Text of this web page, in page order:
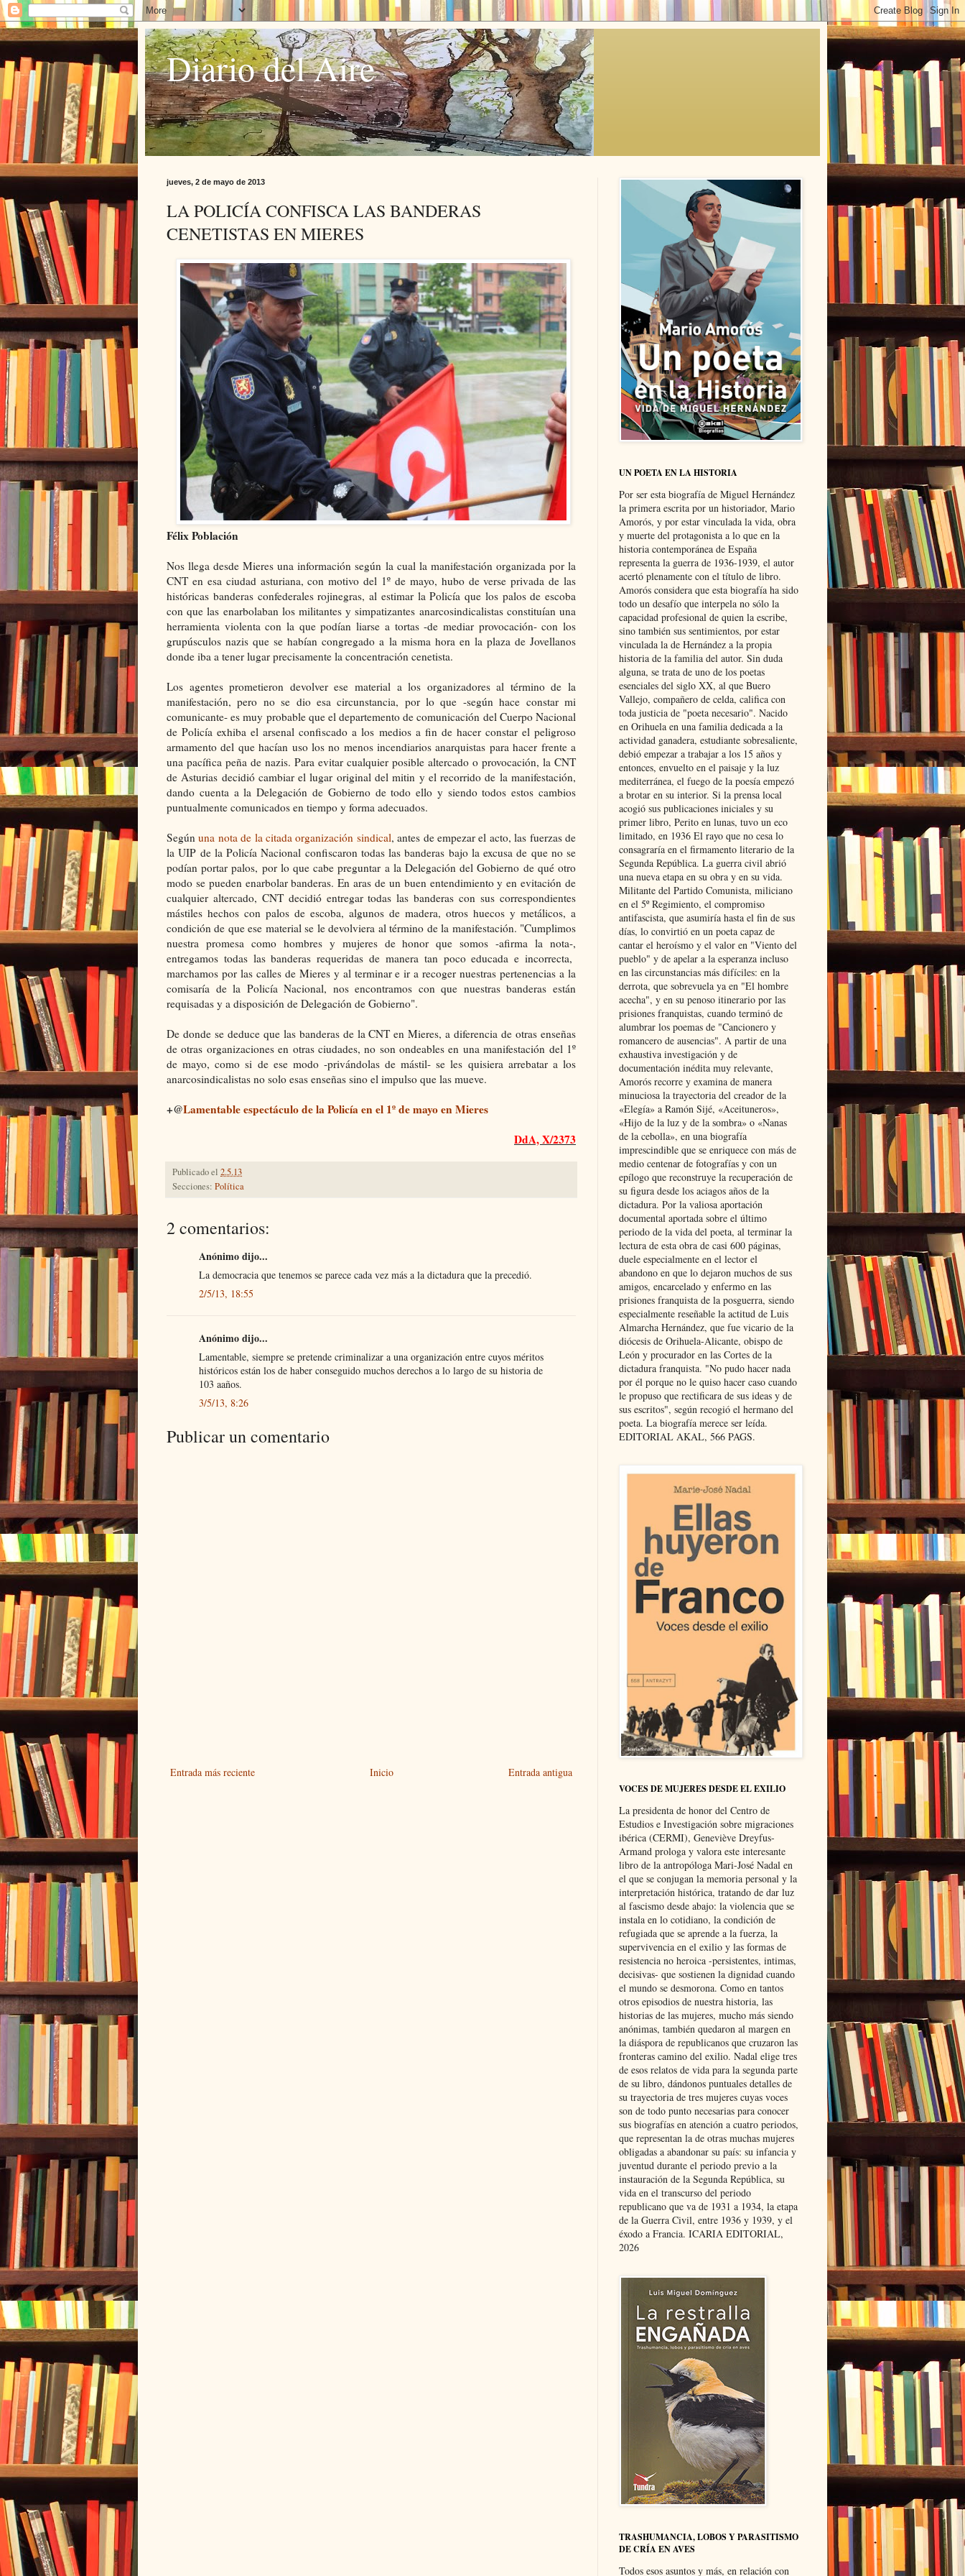
Diario del Aire
jueves, 2 de mayo de 2013
LA POLICÍA CONFISCA LAS BANDERAS
CENETISTAS EN MIERES
Félix Población
Nos llega desde Mieres una información según la cual la manifestación organizada por la
CNT en esa ciudad asturiana, con motivo del 1º de mayo, hubo de verse privada de las
históricas banderas confederales rojinegras, al estimar la Policía que los palos de escoba
con que las enarbolaban los militantes y simpatizantes anarcosindicalistas constituían una
herramienta violenta con la que podían liarse a tortas -de mediar provocación- con los
grupúsculos nazis que se habían congregado a la misma hora en la plaza de Jovellanos
donde iba a tener lugar precisamente la concentración cenetista.
Los agentes prometieron devolver ese material a los organizadores al término de la
manifestación, pero no se dio esa circunstancia, por lo que -según hace constar mi
comunicante- es muy probable que el departemento de comunicación del Cuerpo Nacional
de Policía exhiba el arsenal confiscado a los medios a fin de hacer constar el peligroso
armamento del que hacían uso los no menos incendiarios anarquistas para hacer frente a
una pacífica peña de nazis. Para evitar cualquier posible altercado o provocación, la CNT
de Asturias decidió cambiar el lugar original del mitin y el recorrido de la manifestación,
dando cuenta a la Delegación de Gobierno de todo ello y siendo todos estos cambios
puntualmente comunicados en tiempo y forma adecuados.
Segúnuna nota de la citada organización sindical, antes de empezar el acto, las fuerzas de
la UIP de la Policía Nacional confiscaron todas las banderas bajo la excusa de que no se
podían portar palos, por lo que cabe preguntar a la Delegación del Gobierno de qué otro
modo se pueden enarbolar banderas. En aras de un buen entendimiento y en evitación de
cualquier altercado, CNT decidió entregar todas las banderas con sus correspondientes
mástiles hechos con palos de escoba, algunos de madera, otros huecos y metálicos, a
condición de que ese material se le devolviera al término de la manifestación. "Cumplimos
nuestra promesa como hombres y mujeres de honor que somos -afirma la nota-,
entregamos todas las banderas requeridas de manera tan poco educada e incorrecta,
marchamos por las calles de Mieres y al terminar e ir a recoger nuestras pertenencias a la
comisaría de la Policía Nacional, nos encontramos con que nuestras banderas están
requisadas y a disposición de Delegación de Gobierno".
De donde se deduce que las banderas de la CNT en Mieres, a diferencia de otras enseñas
de otras organizaciones en otras ciudades, no son ondeables en una manifestación del 1º
de mayo, como si de ese modo -privándolas de mástil- se les quisiera arrebatar a los
anarcosindicalistas no solo esas enseñas sino el impulso que las mueve.
+@Lamentable espectáculo de la Policía en el 1º de mayo en Mieres
DdA, X/2373
Publicado el 2.5.13
Secciones: Política
2 comentarios:
Anónimo dijo...
La democracia que tenemos se parece cada vez más a la dictadura que la precedió.
2/5/13, 18:55
Anónimo dijo...
Lamentable, siempre se pretende criminalizar a una organización entre cuyos méritos
históricos están los de haber conseguido muchos derechos a lo largo de su historia de
103 aaños.
3/5/13, 8:26
Publicar un comentario
Entrada más reciente Entrada antigua
Inicio
UN POETA EN LA HISTORIA
Por ser esta biografía de Miguel Hernández
la primera escrita por un historiador, Mario
Amorós, y por estar vinculada la vida, obra
y muerte del protagonista a lo que en la
historia contemporánea de España
representa la guerra de 1936-1939, el autor
acertó plenamente con el título de libro.
Amorós considera que esta biografía ha sido
todo un desafío que interpela no sólo la
capacidad profesional de quien la escribe,
sino también sus sentimientos, por estar
vinculada la de Hernández a la propia
historia de la familia del autor. Sin duda
alguna, se trata de uno de los poetas
esenciales del siglo XX, al que Buero
Vallejo, compañero de celda, califica con
toda justicia de "poeta necesario". Nacido
en Orihuela en una familia dedicada a la
actividad ganadera, estudiante sobresaliente,
debió empezar a trabajar a los 15 años y
entonces, envuelto en el paisaje y la luz
mediterránea, el fuego de la poesía empezó
a brotar en su interior. Si la prensa local
acogió sus publicaciones iniciales y su
primer libro, Perito en lunas, tuvo un eco
limitado, en 1936 El rayo que no cesa lo
consagraría en el firmamento literario de la
Segunda República. La guerra civil abrió
una nueva etapa en su obra y en su vida.
Militante del Partido Comunista, miliciano
en el 5º Regimiento, el compromiso
antifascista, que asumiría hasta el fin de sus
días, lo convirtió en un poeta capaz de
cantar el heroísmo y el valor en "Viento del
pueblo" y de apelar a la esperanza incluso
en las circunstancias más difíciles: en la
derrota, que sobrevuela ya en "El hombre
acecha", y en su penoso itinerario por las
prisiones franquistas, cuando terminó de
alumbrar los poemas de "Cancionero y
romancero de ausencias". A partir de una
exhaustiva investigación y de
documentación inédita muy relevante,
Amorós recorre y examina de manera
minuciosa la trayectoria del creador de la
«Elegía» a Ramón Sijé, «Aceituneros»,
«Hijo de la luz y de la sombra» o «Nanas
de la cebolla», en una biografía
imprescindible que se enriquece con más de
medio centenar de fotografías y con un
epílogo que reconstruye la recuperación de
su figura desde los aciagos años de la
dictadura. Por la valiosa aportación
documental aportada sobre el último
periodo de la vida del poeta, al terminar la
lectura de esta obra de casi 600 páginas,
duele especialmente en el lector el
abandono en que lo dejaron muchos de sus
amigos, encarcelado y enfermo en las
prisiones franquista de la posguerra, siendo
especialmente reseñable la actitud de Luis
Almarcha Hernández, que fue vicario de la
diócesis de Orihuela-Alicante, obispo de
León y procurador en las Cortes de la
dictadura franquista. "No pudo hacer nada
por él porque no le quiso hacer caso cuando
le propuso que rectificara de sus ideas y de
sus escritos", según recogió el hermano del
poeta. La biografía merece ser leída.
EDITORIAL AKAL, 566 PAGS.
VOCES DE MUJERES DESDE EL EXILIO
La presidenta de honor del Centro de
Estudios e Investigación sobre migraciones
ibérica (CERMI), Geneviève Dreyfus-
Armand prologa y valora este interesante
libro de la antropóloga Mari-José Nadal en
el que se conjugan la memoria personal y la
interpretación histórica, tratando de dar luz
al fascismo desde abajo: la violencia que se
instala en lo cotidiano, la condición de
refugiada que se aprende a la fuerza, la
supervivencia en el exilio y las formas de
resistencia no heroica -persistentes, intimas,
decisivas- que sostienen la dignidad cuando
el mundo se desmorona. Como en tantos
otros episodios de nuestra historia, las
historias de las mujeres, mucho más siendo
anónimas, también quedaron al margen en
la diáspora de republicanos que cruzaron las
fronteras camino del exilio. Nadal elige tres
de esos relatos de vida para la segunda parte
de su libro, dándonos puntuales detalles de
su trayectoria de tres mujeres cuyas voces
son de todo punto necesarias para conocer
sus biografías en atención a cuatro periodos,
que representan la de otras muchas mujeres
obligadas a abandonar su país: su infancia y
juventud durante el periodo previo a la
instauración de la Segunda República, su
vida en el transcurso del periodo
republicano que va de 1931 a 1934, la etapa
de la Guerra Civil, entre 1936 y 1939, y el
éxodo a Francia. ICARIA EDITORIAL,
2026
TRASHUMANCIA, LOBOS Y PARASITISMO
DE CRÍA EN AVES
Todos esos asuntos y más, en relación con